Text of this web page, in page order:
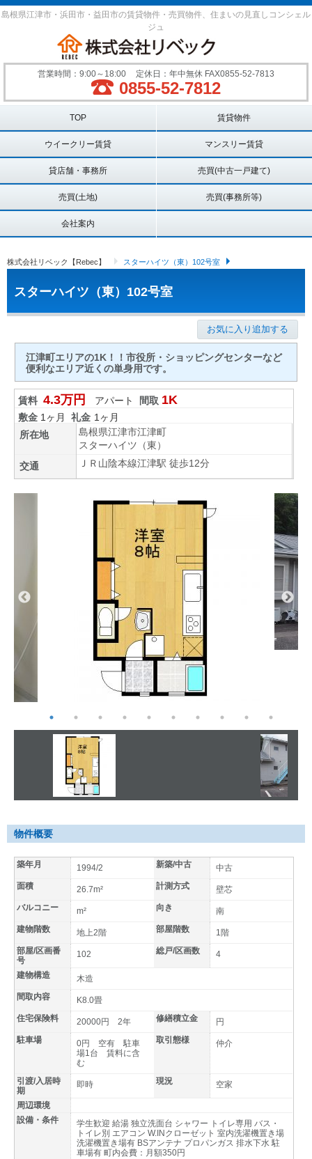
島根県江津市・浜田市・益田市の賃貸物件・売買物件、住まいの見直しコンシェル
ジュ
営業時間：9:00～18:00 定休日：年中無休 FAX0855-52-7813
0855-52-7812
TOP 賃貸物件
ウイークリー賃貸 マンスリー賃貸
貸店舗・事務所 売買(中古一戸建て)
売買(土地) 売買(事務所等)
会社案内
株式会社リベック【Rebec】 スターハイツ（東）102号室
お気に入り追加する
スターハイツ（東）102号室
江津町エリアの1K！！市役所・ショッピングセンターなど
便利なエリア近くの単身用です。
賃料 4.3万円 アパート 間取 1K
敷金 1ヶ月 礼金 1ヶ月
所在地
島根県江津市江津町
スターハイツ（東）
交通
ＪＲ山陰本線江津駅 徒歩12分
物件概要
築年月 1994/2 新築/中古
中古
面積
26.7m² 計測方式
壁芯
バルコニー
m² 向き
南
建物階数
地上2階 部屋階数
1階
部屋/区画番
号
102 総戸/区画数 4
建物構造
木造
間取内容
K8.0畳
住宅保険料
20000円 2年 修繕積立金
円
駐車場
0円 空有 駐車
場1台 賃料に含
む
取引態様 仲介
引渡/入居時
期
即時 現況 空家
周辺環境
設備・条件
学生歓迎 給湯 独立洗面台 シャワー トイレ専用 バス・
トイレ別 エアコン W.INクローゼット 室内洗濯機置き場
洗濯機置き場有 BSアンテナ プロパンガス 排水下水 駐
車場有 町内会費：月額350円